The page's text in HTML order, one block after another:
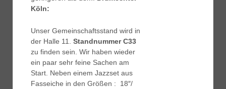
Köln:
Unser Gemeinschaftsstand wird in
der Halle 11. Standnummer C33
zu finden sein. Wir haben wieder
ein paar sehr feine Sachen am
Start. Neben einem Jazzset aus
Fasseiche in den Größen : 18″/